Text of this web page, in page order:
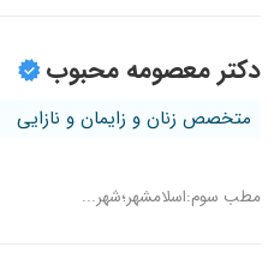
دکتر معصومه محبوب
متخصص زنان و زایمان و نازایی
مطب سوم:اسلامشهر؛شهر...